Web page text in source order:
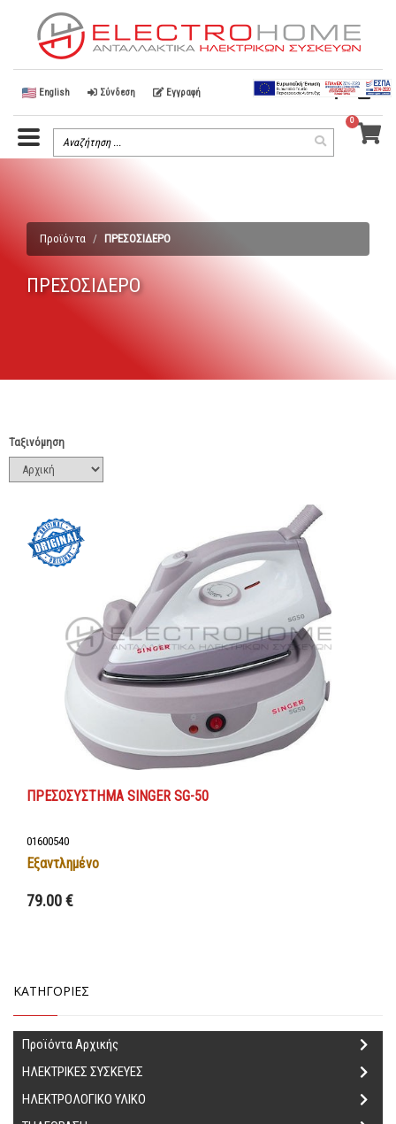
0
English Σύνδεση Εγγραφή
Search
Term
Menu
Προϊόντα ΠΡΕΣΟΣΙΔΕΡΟ
ΠΡΕΣΟΣΙΔΕΡΟ
Ταξινόμηση
ΠΡΕΣΟΣΥΣΤΗΜΑ SINGER SG-50
01600540
Εξαντλημένο
79.00 €
ΚΑΤΗΓΟΡΙΕΣ
Προϊόντα Αρχικής
ΗΛΕΚΤΡΙΚΕΣ ΣΥΣΚΕΥΕΣ
ΗΛΕΚΤΡΟΛΟΓΙΚΟ ΥΛΙΚΟ